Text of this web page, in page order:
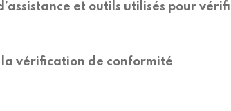
et outils utilisés pour
la vérification de conformité